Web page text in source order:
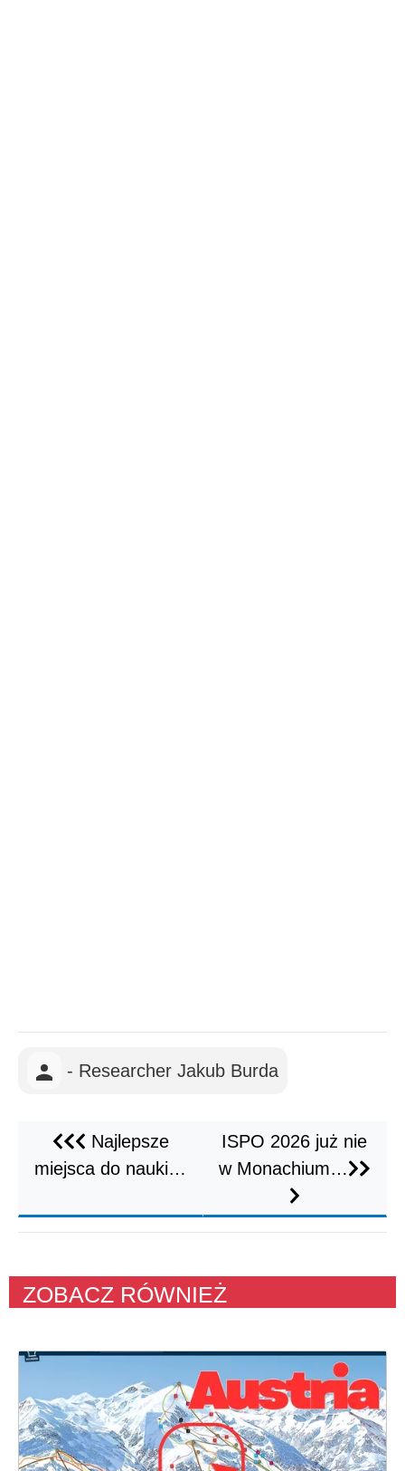
- Researcher Jakub Burda
Najlepsze
miejsca do nauki…
ISPO 2026 już nie
w Monachium…
ZOBACZ RÓWNIEŻ